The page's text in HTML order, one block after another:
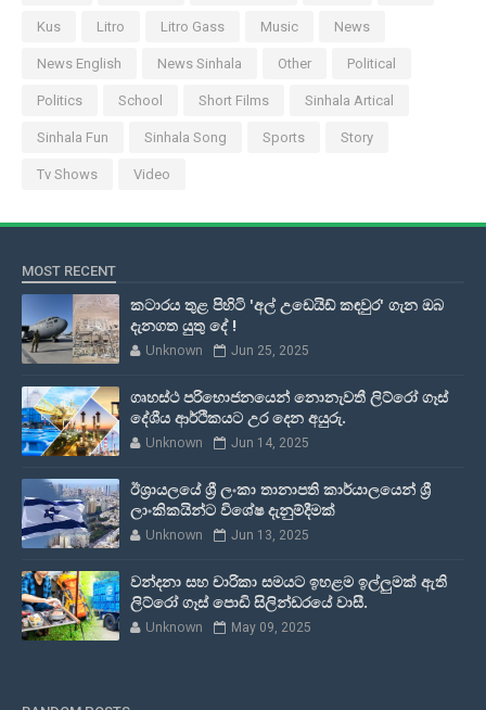
Kus Litro Litro Gass Music News
News English News Sinhala Other Political
Politics School Short Films Sinhala Artical
Sinhala Fun Sinhala Song Sports Story
Tv Shows Video
MOST RECENT
කටාරය තුළ පිහිටි 'අල් උඩෙයිඩ් කඳවුර' ගැන ඔබ
දැනගත යුතු දේ !
Unknown Jun 25, 2025
ගෘහස්ථ පරිභොජනයෙන් නොනැවතී ලිට්රෝ ගෑස්
දේශීය ආර්ථිකයට උර දෙන අයුරු.
Unknown Jun 14, 2025
ඊශ්‍රායලයේ ශ්‍රී ලංකා තානාපති කාර්යාලයෙන් ශ්‍රී
ලාංකිකයින්ට විශේෂ දැනුම්දීමක්
Unknown Jun 13, 2025
වන්දනා සහ චාරිකා සමයට ඉහළම ඉල්ලුමක් ඇති
ලිට්රෝ ගෑස් පොඩි සිලින්ඩරයේ වාසී.
Unknown May 09, 2025